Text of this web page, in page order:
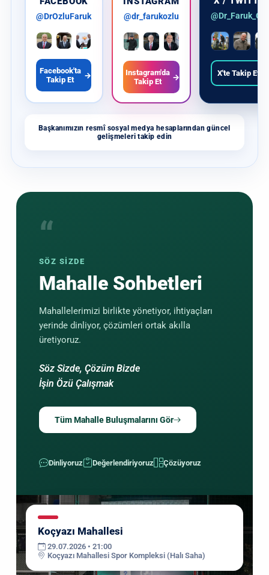
@DrOzluFaruk
Facebook'ta
Takip Et
→
@dr_farukozlu
Instagram'da
Takip Et
→ X'te Takip Et
Başkanımızın resmî sosyal medya hesaplarından güncel
gelişmeleri takip edin
“
SÖZ SİZDE
Mahalle Sohbetleri
Mahallelerimizi birlikte yönetiyor, ihtiyaçları
yerinde dinliyor, çözümleri ortak akılla
üretiyoruz.
Söz Sizde, Çözüm Bizde
İşin Özü Çalışmak
Tüm Mahalle Buluşmalarını Gör
Dinliyoruz Değerlendiriyoruz Çözüyoruz
Koçyazı Mahallesi
29.07.2026 • 21:00
Koçyazı Mahallesi Spor Kompleksi (Halı Saha)